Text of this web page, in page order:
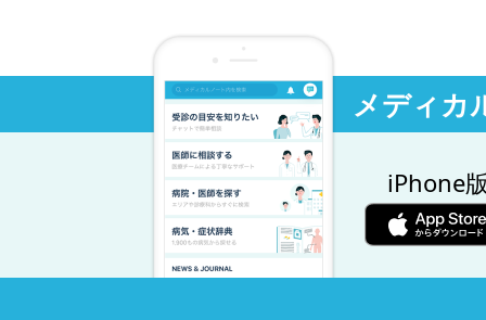
メディカ
iPhone